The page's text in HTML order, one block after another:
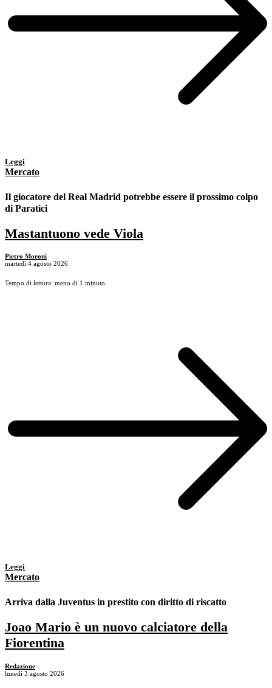
Leggi
Mercato
Il giocatore del Real Madrid potrebbe essere il prossimo colpo
di Paratici
Mastantuono vede Viola
Pietro Moroni
martedì 4 agosto 2026
Tempo di lettura: meno di 1 minuto
Leggi
Mercato
Arriva dalla Juventus in prestito con diritto di riscatto
Joao Mario è un nuovo calciatore della
Fiorentina
Redazione
lunedì 3 agosto 2026